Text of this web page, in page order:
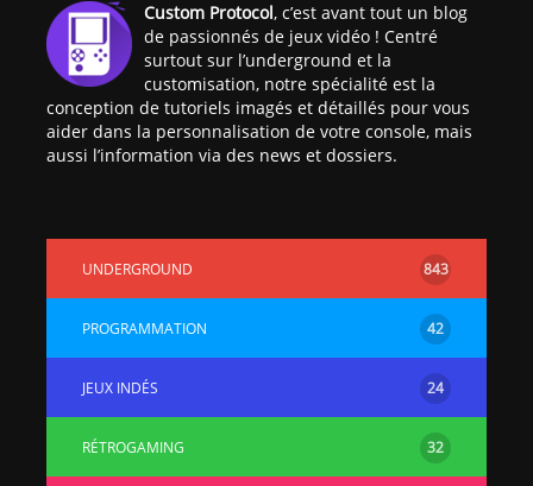
Custom Protocol, c’est avant tout un blog
de passionnés de jeux vidéo ! Centré
surtout sur l’underground et la
customisation, notre spécialité est la
conception de tutoriels imagés et détaillés pour vous
aider dans la personnalisation de votre console, mais
aussi l’information via des news et dossiers.
UNDERGROUND 843
PROGRAMMATION 42
JEUX INDÉS 24
RÉTROGAMING 32